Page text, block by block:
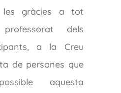
les gràcies a tot
dels
a la Creu
de persones que
aquesta